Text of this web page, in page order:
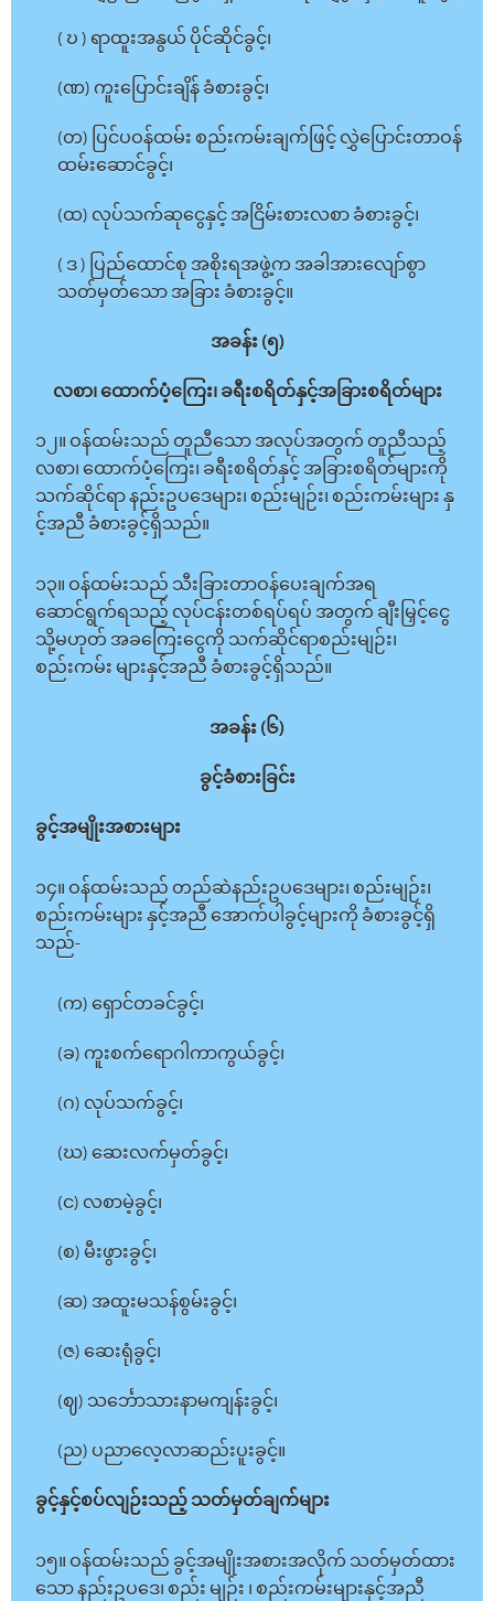
( ဎ ) ရာထူးအနွယ် ပိုင်ဆိုင်ခွင့်၊
(ဏ) ကူးပြောင်းချိန် ခံစားခွင့်၊
(တ) ပြင်ပဝန်ထမ်း စည်းကမ်းချက်ဖြင့် လွှဲပြောင်းတာဝန်
ထမ်းဆောင်ခွင့်၊
(ထ) လုပ်သက်ဆုငွေနှင့် အငြိမ်းစားလစာ ခံစားခွင့်၊
( ဒ ) ပြည်ထောင်စု အစိုးရအဖွဲ့က အခါအားလျော်စွာ
သတ်မှတ်သော အခြား ခံစားခွင့်။
အခန်း (၅)
လစာ၊ ထောက်ပံ့ကြေး၊ ခရီးစရိတ်နှင့်အခြားစရိတ်များ
၁၂။ ဝန်ထမ်းသည် တူညီသော အလုပ်အတွက် တူညီသည့်
လစာ၊ ထောက်ပံ့ကြေး၊ ခရီးစရိတ်နှင့် အခြားစရိတ်များကို
သက်ဆိုင်ရာ နည်းဥပဒေများ၊ စည်းမျဉ်း၊ စည်းကမ်းများ နှ
င့်အညီ ခံစားခွင့်ရှိသည်။
၁၃။ ဝန်ထမ်းသည် သီးခြားတာဝန်ပေးချက်အရ
ဆောင်ရွက်ရသည့် လုပ်ငန်းတစ်ရပ်ရပ် အတွက် ချီးမြှင့်ငွေ
သို့မဟုတ် အခကြေးငွေကို သက်ဆိုင်ရာစည်းမျဉ်း၊
စည်းကမ်း များနှင့်အညီ ခံစားခွင့်ရှိသည်။
အခန်း (၆)
ခွင့်ခံစားခြင်း
ခွင့်အမျိုးအစားများ
၁၄။ ဝန်ထမ်းသည် တည်ဆဲနည်းဥပဒေများ၊ စည်းမျဉ်း၊
စည်းကမ်းများ နှင့်အညီ အောက်ပါခွင့်များကို ခံစားခွင့်ရှိ
သည်-
(က) ရှောင်တခင်ခွင့်၊
(ခ) ကူးစက်ရောဂါကာကွယ်ခွင့်၊
(ဂ) လုပ်သက်ခွင့်၊
(ဃ) ဆေးလက်မှတ်ခွင့်၊
(င) လစာမဲ့ခွင့်၊
(စ) မီးဖွားခွင့်၊
(ဆ) အထူးမသန်စွမ်းခွင့်၊
(ဇ) ဆေးရုံခွင့်၊
(ဈ) သင်္ဘောသားနာမကျန်းခွင့်၊
(ည) ပညာလေ့လာဆည်းပူးခွင့်။
ခွင့်နှင့်စပ်လျဉ်းသည့် သတ်မှတ်ချက်များ
၁၅။ ဝန်ထမ်းသည် ခွင့်အမျိုးအစားအလိုက် သတ်မှတ်ထား
သော နည်းဥပဒေ၊ စည်း မျဉ်း ၊ စည်းကမ်းများနှင့်အညီ